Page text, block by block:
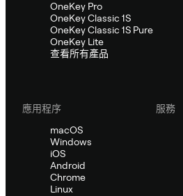
OneKey Pro
OneKey Classic 1S
OneKey Classic 1S Pure
OneKey Lite
查看所有產品
應用程序
macOS
Windows
iOS
Android
Chrome
Linux
服務